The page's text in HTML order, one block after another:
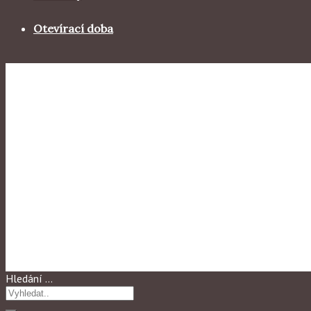
Otevírací doba
Hledání …